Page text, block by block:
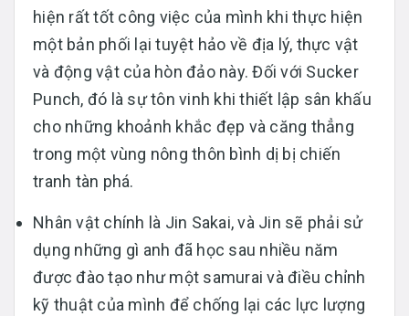
hiện rất tốt công việc của mình khi thực hiện
một bản phối lại tuyệt hảo về địa lý, thực vật
và động vật của hòn đảo này. Đối với Sucker
Punch, đó là sự tôn vinh khi thiết lập sân khấu
cho những khoảnh khắc đẹp và căng thẳng
trong một vùng nông thôn bình dị bị chiến
tranh tàn phá.
Nhân vật chính là Jin Sakai, và Jin sẽ phải sử
dụng những gì anh đã học sau nhiều năm
được đào tạo như một samurai và điều chỉnh
kỹ thuật của mình để chống lại các lực lượng